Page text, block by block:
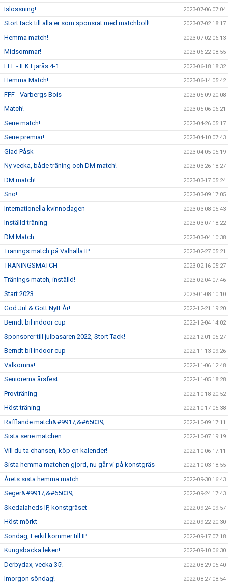
Islossning! 2023-07-06 07:04
Stort tack till alla er som sponsrat med matchboll! 2023-07-02 18:17
Hemma match! 2023-07-02 06:13
Midsommar! 2023-06-22 08:55
FFF - IFK Fjärås 4-1 2023-06-18 18:32
Hemma Match! 2023-06-14 05:42
FFF - Varbergs Bois 2023-05-09 20:08
Match! 2023-05-06 06:21
Serie match! 2023-04-26 05:17
Serie premiär! 2023-04-10 07:43
Glad Påsk 2023-04-05 05:19
Ny vecka, både träning och DM match! 2023-03-26 18:27
DM match! 2023-03-17 05:24
Snö! 2023-03-09 17:05
Internationella kvinnodagen 2023-03-08 05:43
Inställd träning 2023-03-07 18:22
DM Match 2023-03-04 10:38
Tränings match på Valhalla IP 2023-02-27 05:21
TRÄNINGSMATCH 2023-02-16 05:27
Tränings match, inställd! 2023-02-04 07:46
Start 2023 2023-01-08 10:10
God Jul & Gott Nytt År! 2022-12-21 19:20
Berndt bil indoor cup 2022-12-04 14:02
Sponsorer till julbasaren 2022, Stort Tack! 2022-12-01 05:27
Berndt bil indoor cup 2022-11-13 09:26
Välkomna! 2022-11-06 12:48
Seniorerna årsfest 2022-11-05 18:28
Provträning 2022-10-18 20:52
Höst träning 2022-10-17 05:38
Rafflande match&#9917;&#65039; 2022-10-09 17:11
Sista serie matchen 2022-10-07 19:19
Vill du ta chansen, köp en kalender! 2022-10-06 17:11
Sista hemma matchen gjord, nu går vi på konstgräs 2022-10-03 18:55
Årets sista hemma match 2022-09-30 16:43
Seger&#9917;&#65039; 2022-09-24 17:43
Skedalaheds IP, konstgräset 2022-09-24 09:57
Höst mörkt 2022-09-22 20:30
Söndag, Lerkil kommer till IP 2022-09-17 07:18
Kungsbacka leken! 2022-09-10 06:30
Derbydax, vecka 35! 2022-08-29 05:40
Imorgon söndag! 2022-08-27 08:54